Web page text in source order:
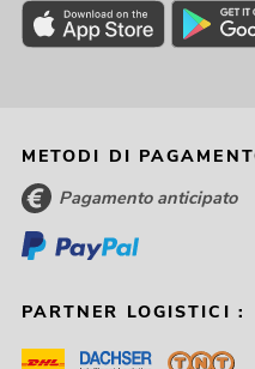
METODI DI
Pagamento anticipato
PARTNER LOGISTICI :